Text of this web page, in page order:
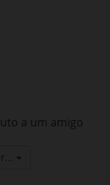
a um amigo